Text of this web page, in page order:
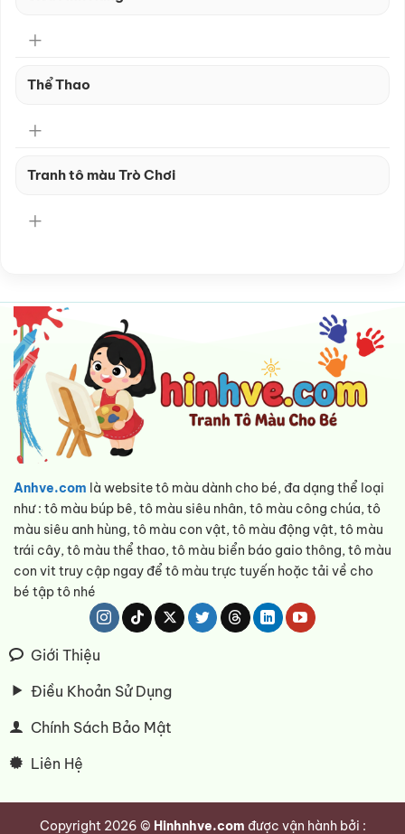
Thể Thao
Tranh tô màu Trò Chơi
Anhve.com là website tô màu dành cho bé, đa dạng thể loại
như : tô màu búp bê, tô màu siêu nhân, tô màu công chúa, tô
màu siêu anh hùng, tô màu con vật, tô màu động vật, tô màu
trái cây, tô màu thể thao, tô màu biển báo gaio thông, tô màu
con vit truy cập ngay để tô màu trực tuyến hoặc tải về cho
bé tập tô nhé
Giới Thiệu
Điều Khoản Sử Dụng
Chính Sách Bảo Mật
Liên Hệ
Copyright 2026 © Hinhnhve.com được vận hành bởi :